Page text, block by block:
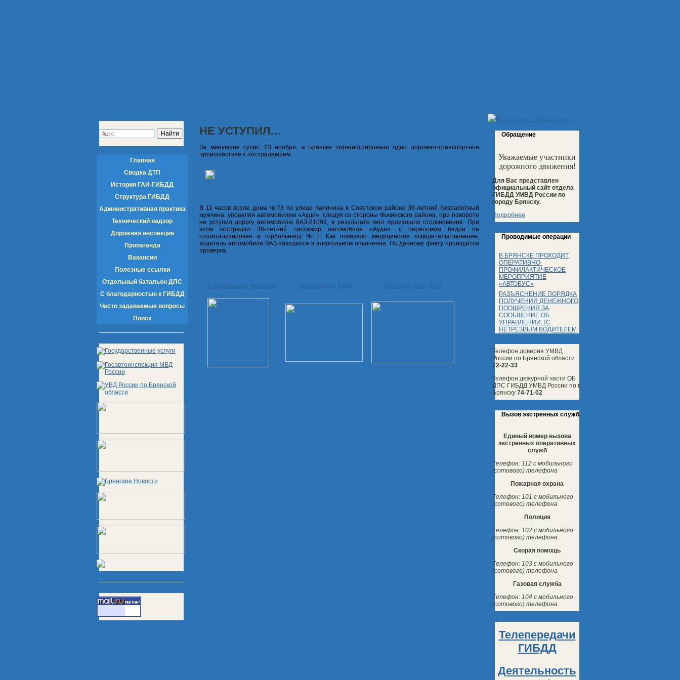
Главная
Сводка ДТП
История ГАИ-ГИБДД
Структура ГИБДД
Административная практика
Технический надзор
Дорожная инспекция
Пропаганда
Вакансии
Полезные ссылки
Отдельный батальон ДПС
С благодарностью к ГИБДД
Часто задаваемые вопросы
Поиск
НЕ УСТУПИЛ…
За минувшие сутки, 23 ноября, в Брянске зарегистрировано одно дорожно-транспортное
происшествие с пострадавшим.
В 11 часов возле дома №73 по улице Калинина в Советском районе 36-летний безработный
мужчина, управляя автомобилем «Ауди», следуя со стороны Фокинского района, при повороте
не уступил дорогу автомобилю ВАЗ-21099, в результате чего произошло столкновение. При
этом пострадал 38-летний пассажир автомобиля «Ауди»: с переломом бедра он
госпитализирован в горбольницу №1. Как показало медицинское освидетельствование,
водитель автомобиля ВАЗ находился в алкогольном опьянении. По данному факту проводится
проверка.
Обращение
Уважаемые участники
дорожного движения!
Для Вас представлен
официальный сайт отдела
ГИБДД УМВД России по
городу Брянску.
Подробнее
Проводимые операции
В БРЯНСКЕ ПРОХОДИТ
ОПЕРАТИВНО-
ПРОФИЛАКТИЧЕСКОЕ
МЕРОПРИЯТИЕ
«АВТОБУС»
РАЗЪЯСНЕНИЕ ПОРЯДКА
ПОЛУЧЕНИЯ ДЕНЕЖНОГО
ПООЩРЕНИЯ ЗА
СООБЩЕНИЕ ОБ
УПРАВЛЕНИИ ТС
НЕТРЕЗВЫМ ВОДИТЕЛЕМ
Телефон доверия УМВД
России по Брянской области
72-22-33
Телефон дежурной части ОБ
ДПС ГИБДД УМВД России по г.
Брянску 74-71-02
Вызов экстренных служб
Единый номер вызова
экстренных оперативных
служб
Телефон: 112 с мобильного
(сотового) телефона
Пожарная охрана
Телефон: 101 с мобильного
(сотового) телефона
Полиция
Телефон: 102 с мобильного
(сотового) телефона
Скорая помощь
Телефон: 103 с мобильного
(сотового) телефона
Газовая служба
Телефон: 104 с мобильного
(сотового) телефона
Телепередачи
ГИБДД
Деятельность